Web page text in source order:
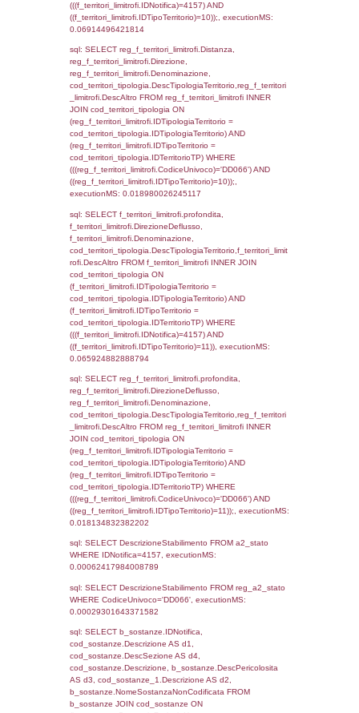
cod_territori_tipologia.IDTipologiaTerritorio)
(f_territori_limitrofi.IDTipoTerritorio =
cod_territori_tipologia.IDTerritorioTP)
(((f_territori_limitrofi.IDNotifica)=4157) AND
((f_territori_limitrofi.IDTipoTerritorio)=4)),
0.070888996124268
sql: SELECT
reg_f_territori_limitrofi.Direzione,
reg_f_territori_limitrofi.Denominazione,
JOIN cod_territori_tipologia ON
(reg_f_territori_limitrofi.IDTipologiaTerritorio =
cod_territori_tipologia.IDTipologiaTerritorio)
(reg_f_territori_limitrofi.IDTipoTerritorio =
cod_territori_tipologia.IDTerritorioTP)
0.019792795181274
sql: SELECT f_territori_limitrofi.Distanza,
f_territori_limitrofi.Direzione,
f_territori_limitrofi.Denominazione,
f_territori_limitrofi.DescAltro FROM
JOIN cod_territori_tipologia ON
(f_territori_limitrofi.IDTipologiaTerritorio =
cod_territori_tipologia.IDTipologiaTerritorio)
cod_territori_tipologia.IDTerritorioTP)
(((f_territori_limitrofi.IDNotifica)=4157) AND
((f_territori_limitrofi.IDTipoTerritorio)=5)),
0.069777011871338
sql: SELECT
reg_f_territori_limitrofi.Direzione,
reg_f_territori_limitrofi.Denominazione,